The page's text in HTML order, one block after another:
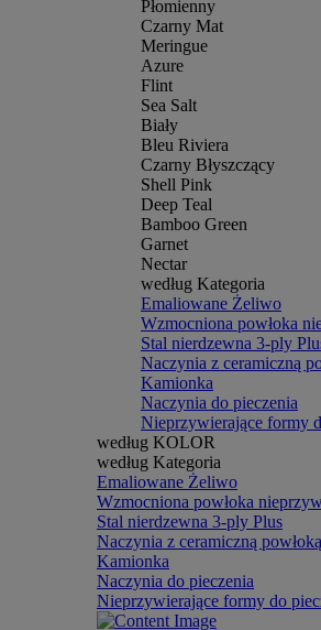
Płomienny
Czarny Mat
Meringue
Azure
Flint
Sea Salt
Biały
Bleu Riviera
Czarny Błyszczący
Shell Pink
Deep Teal
Bamboo Green
Garnet
Nectar
według Kategoria
Emaliowane Żeliwo
Wzmocniona powłoka
Stal nierdzewna 3-ply
Naczynia z ceramiczną
Kamionka
Naczynia do pieczenia
Nieprzywierające formy
według KOLOR
według Kategoria
Emaliowane Żeliwo
Wzmocniona powłoka
Stal nierdzewna 3-ply Plus
Naczynia z ceramiczną
Kamionka
Naczynia do pieczenia
Nieprzywierające formy do